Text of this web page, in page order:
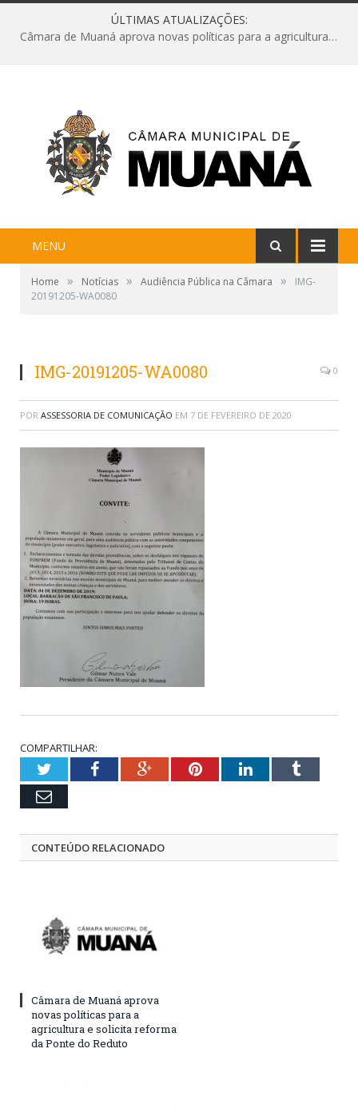
ÚLTIMAS ATUALIZAÇÕES:
Câmara de Muaná aprova novas políticas para a agricultura e solicita reforma da Ponte do Reduto
MENU
Home » Notícias » Audiência Pública na Câmara »
IMG-
20191205-WA0080
IMG-20191205-WA0080 0
POR ASSESSORIA DE COMUNICAÇÃO EM 7 DE FEVEREIRO DE 2020
COMPARTILHAR:
TwitterFacebookGoogle+PinterestLinkedInTumblr
Email
CONTEÚDO RELACIONADO
Câmara de Muaná aprova
novas políticas para a
agricultura e solicita reforma
da Ponte do Reduto